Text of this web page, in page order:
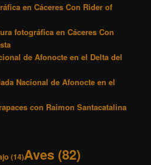
en Cáceres Con Rider of
fotográfica en Cáceres Con
de Afonocte en el Delta del
Nacional de Afonocte en el
con Raimon Santacatalina
(14)Aves (82)